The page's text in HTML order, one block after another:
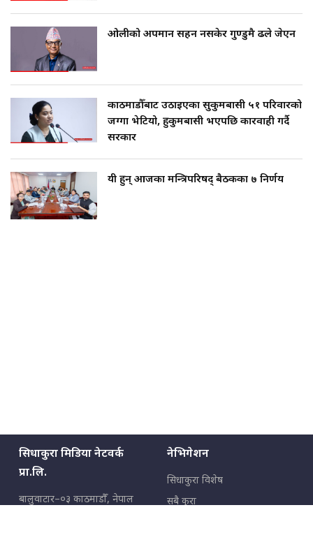
ओलीको अपमान सहन नसकेर गुण्डुमै ढले जेएन
काठमाडौँबाट उठाइएका सुकुमबासी ५१ परिवारको
जग्गा भेटियो, हुकुमबासी भएपछि कारवाही गर्दै
सरकार
यी हुन् आजका मन्त्रिपरिषद् बैठकका ७ निर्णय
सिधाकुरा मिडिया नेटवर्क
प्रा.लि.
बालुवाटार–०३ काठमाडौँ, नेपाल
नेभिगेशन
सिधाकुरा विशेष
सबै कुरा